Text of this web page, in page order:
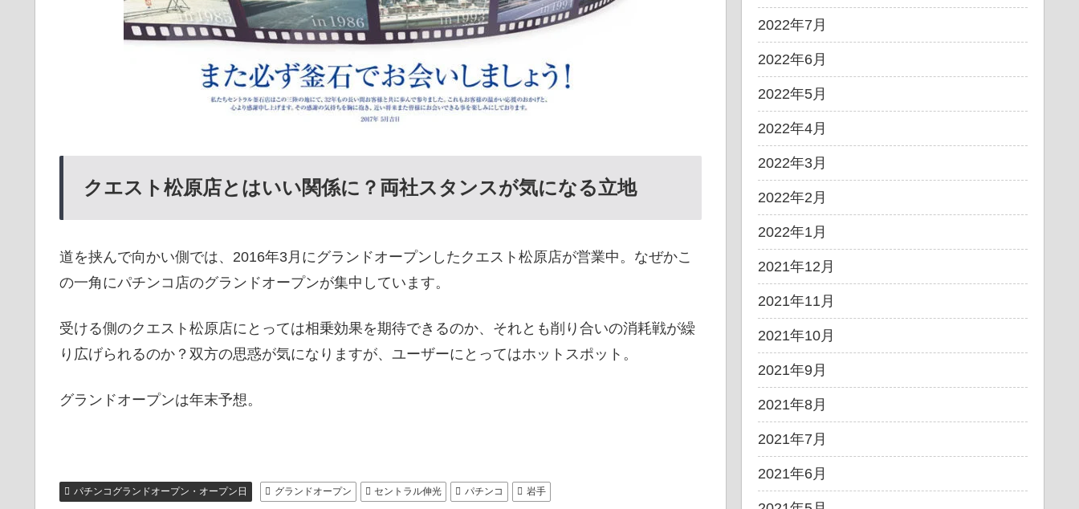
クエスト松原店とはいい関係に？両社スタンスが気になる立地
道を挟んで向かい側では、2016年3月にグランドオープンしたクエスト松原店が営業中。なぜかこ
の一角にパチンコ店のグランドオープンが集中しています。
受ける側のクエスト松原店にとっては相乗効果を期待できるのか、それとも削り合いの消耗戦が繰
り広げられるのか？双方の思惑が気になりますが、ユーザーにとってはホットスポット。
グランドオープンは年末予想。
パチンコグランドオープン・オープン日 グランドオープン セントラル伸光 パチンコ 岩手
2022年7月
2022年6月
2022年5月
2022年4月
2022年3月
2022年2月
2022年1月
2021年12月
2021年11月
2021年10月
2021年9月
2021年8月
2021年7月
2021年6月